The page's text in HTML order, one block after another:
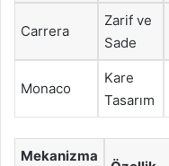
Carrera
Zarif ve
Sade
Monaco
Kare
Tasarım
Mekanizma